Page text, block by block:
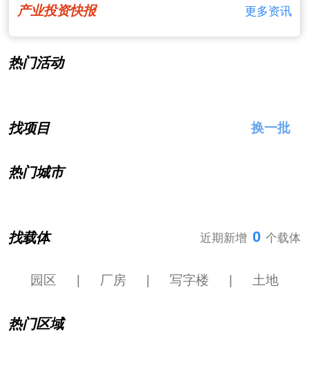
产业投资快报 更多资讯
热门活动
找项目 换一批
热门城市
找载体 近期新增 0 个载体
园区 厂房 写字楼 土地
热门区域